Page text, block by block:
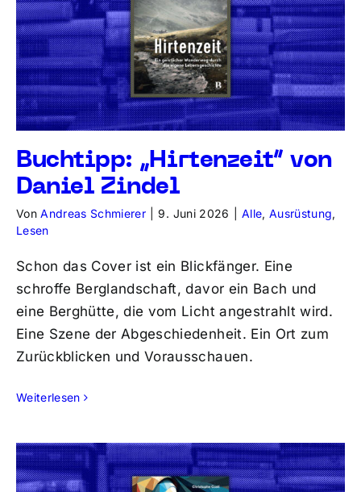
Buchtipp: „Hirtenzeit“ von
Daniel Zindel
VonAndreas Schmierer 9. Juni 2026 Alle, Ausrüstung,
Lesen
Schon das Cover ist ein Blickfänger. Eine
schroffe Berglandschaft, davor ein Bach und
eine Berghütte, die vom Licht angestrahlt wird.
Eine Szene der Abgeschiedenheit. Ein Ort zum
Zurückblicken und Vorausschauen.
Weiterlesen